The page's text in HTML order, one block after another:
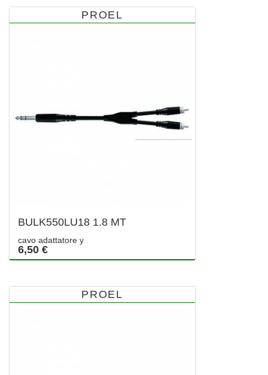
PROEL
BULK550LU18 1.8 MT
cavo adattatore y
6,50 €
PROEL